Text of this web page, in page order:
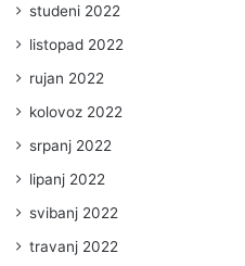
studeni 2022
listopad 2022
rujan 2022
kolovoz 2022
srpanj 2022
lipanj 2022
svibanj 2022
travanj 2022